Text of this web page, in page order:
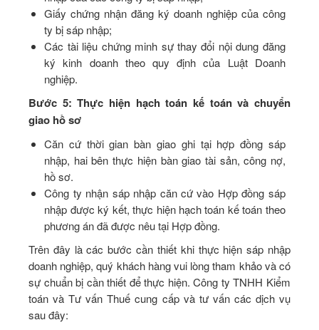
Giấy chứng nhận đăng ký doanh nghiệp của công
ty bị sáp nhập;
Các tài liệu chứng minh sự thay đổi nội dung đăng
ký kinh doanh theo quy định của Luật Doanh
nghiệp.
Bước 5: Thực hiện hạch toán kế toán và chuyển
giao hồ sơ
Căn cứ thời gian bàn giao ghi tại hợp đồng sáp
nhập, hai bên thực hiện bàn giao tài sản, công nợ,
hồ sơ.
Công ty nhận sáp nhập căn cứ vào Hợp đồng sáp
nhập được ký kết, thực hiện hạch toán kế toán theo
phương án đã được nêu tại Hợp đồng.
Trên đây là các bước cần thiết khi thực hiện sáp nhập
doanh nghiệp, quý khách hàng vui lòng tham khảo và có
sự chuẩn bị cần thiết để thực hiện. Công ty TNHH Kiểm
toán và Tư vấn Thuế cung cấp và tư vấn các dịch vụ
sau đây: